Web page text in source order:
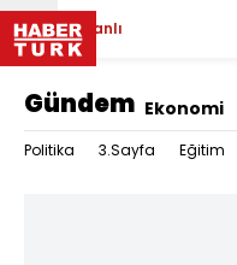
Canlı
Gündem Ekonomi
Politika 3.Sayfa Eğitim